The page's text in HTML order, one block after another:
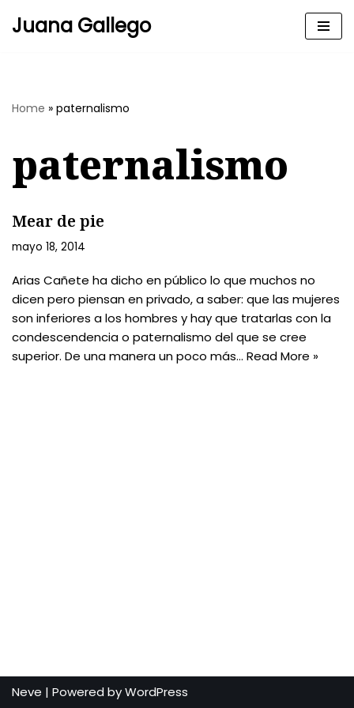
Juana Gallego
Home » paternalismo
paternalismo
Mear de pie
mayo 18, 2014
Arias Cañete ha dicho en público lo que muchos no
dicen pero piensan en privado, a saber: que las mujeres
son inferiores a los hombres y hay que tratarlas con la
condescendencia o paternalismo del que se cree
superior. De una manera un poco más… Read More »
Neve | Powered byWordPress